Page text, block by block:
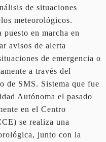
de situaciones
meteorológicos.
puesto en marcha en
avisos de alerta
de emergencia o
a través del
de SMS. Sistema que fue
Autónoma el pasado
en el Centro
se realiza una
junto con la